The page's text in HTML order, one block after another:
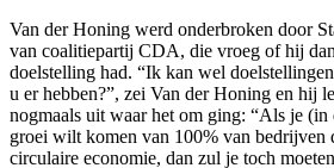
Van der Honing werd onderbroken door
van coalitiepartij CDA, die vroeg of hij
doelstelling had. “Ik kan wel
u er hebben?”, zei Van der Honing en hij
nogmaals uit waar het om ging: “Als je (in
groei wilt komen van 100% van bedrijven
circulaire economie, dan zul je toch